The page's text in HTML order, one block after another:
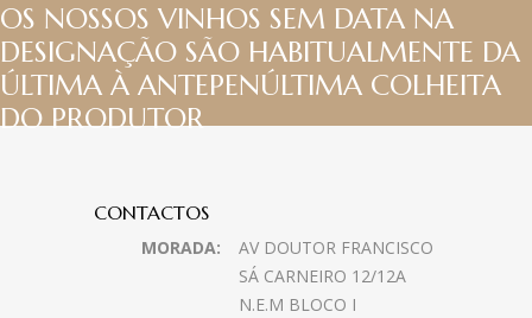
OS NOSSOS VINHOS SEM DATA NA
DESIGNAÇÃO SÃO HABITUALMENTE DA
ÚLTIMA À ANTEPENÚLTIMA COLHEITA
DO PRODUTOR
CONTACTOS
MORADA:
AV DOUTOR FRANCISCO
SÁ CARNEIRO 12/12A
N.E.M BLOCO I